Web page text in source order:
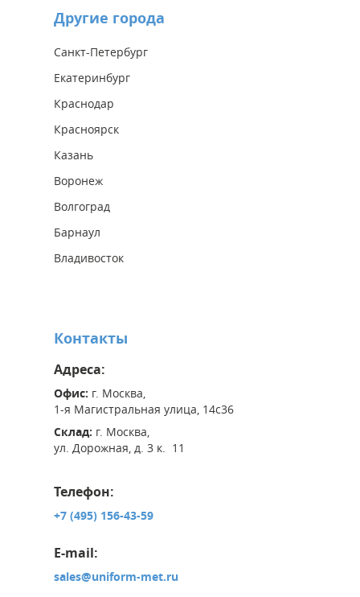
Другие города
Санкт-Петербург
Екатеринбург
Краснодар
Красноярск
Казань
Воронеж
Волгоград
Барнаул
Владивосток
Контакты
Адреса:
Офис: г. Москва,
1-я Магистральная улица, 14с36
Склад: г. Москва,
ул. Дорожная, д. 3 к. 11
Телефон:
+7 (495) 156-43-59
E-mail:
sales@uniform-met.ru